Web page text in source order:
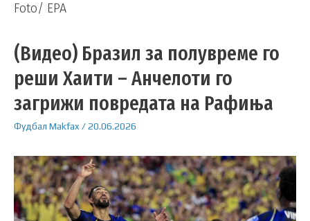
Foto/ EPA
(Видео) Бразил за полувреме го
реши Хаити – Анчелоти го
загрижи повредата на Рафиња
Фудбал Makfax /20.06.2026